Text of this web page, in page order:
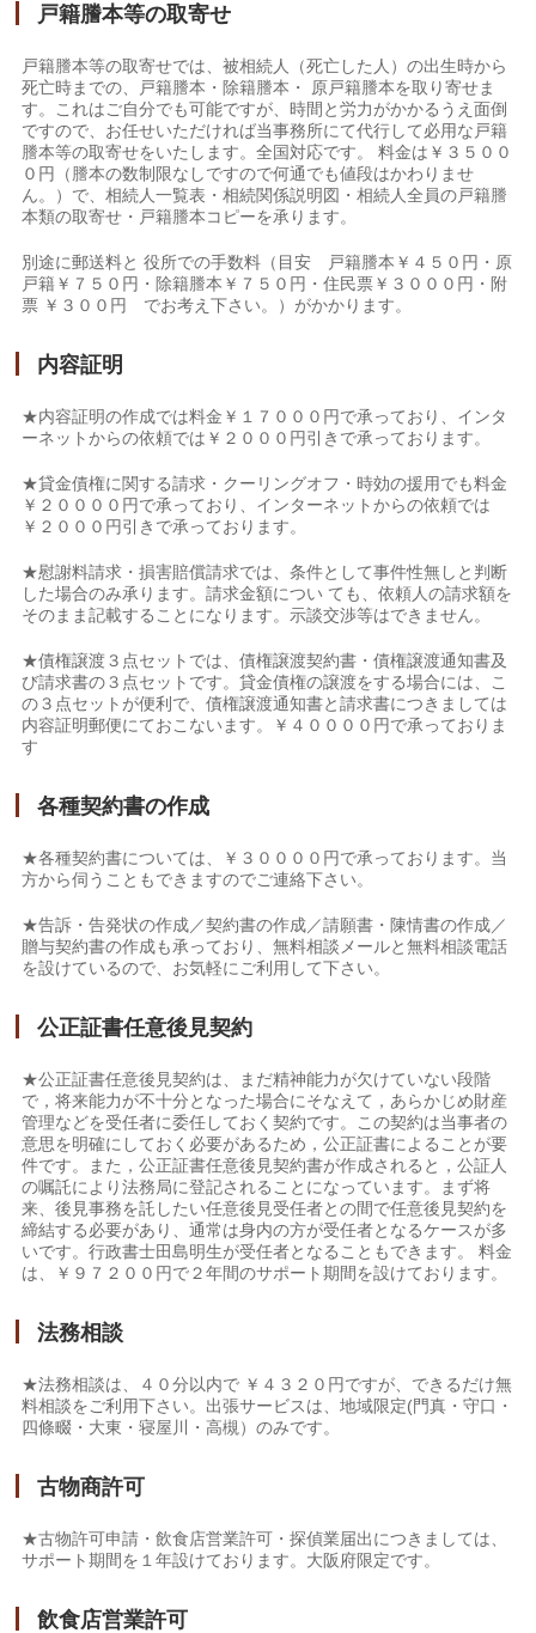
戸籍謄本等の取寄せ
戸籍謄本等の取寄せでは、被相続人（死亡した人）の出生時から
死亡時までの、戸籍謄本・除籍謄本・ 原戸籍謄本を取り寄せま
す。これはご自分でも可能ですが、時間と労力がかかるうえ面倒
ですので、お任せいただければ当事務所にて代行して必用な戸籍
謄本等の取寄せをいたします。全国対応です。 料金は￥３５００
０円（謄本の数制限なしですので何通でも値段はかわりませ
ん。）で、相続人一覧表・相続関係説明図・相続人全員の戸籍謄
本類の取寄せ・戸籍謄本コピーを承ります。
別途に郵送料と 役所での手数料（目安 戸籍謄本￥４５０円・原
戸籍￥７５０円・除籍謄本￥７５０円・住民票￥３０００円・附
票 ￥３００円 でお考え下さい。）がかかります。
内容証明
★内容証明の作成では料金￥１７０００円で承っており、インタ
ーネットからの依頼では￥２０００円引きで承っております。
★貸金債権に関する請求・クーリングオフ・時効の援用でも料金
￥２００００円で承っており、インターネットからの依頼では
￥２０００円引きで承っております。
★慰謝料請求・損害賠償請求では、条件として事件性無しと判断
した場合のみ承ります。請求金額につい ても、依頼人の請求額を
そのまま記載することになります。示談交渉等はできません。
★債権譲渡３点セットでは、債権譲渡契約書・債権譲渡通知書及
び請求書の３点セットです。貸金債権の譲渡をする場合には、こ
の３点セットが便利で、債権譲渡通知書と請求書につきましては
内容証明郵便にておこないます。￥４００００円で承っておりま
す
各種契約書の作成
★各種契約書については、￥３００００円で承っております。当
方から伺うこともできますのでご連絡下さい。
★告訴・告発状の作成／契約書の作成／請願書・陳情書の作成／
贈与契約書の作成も承っており、無料相談メールと無料相談電話
を設けているので、お気軽にご利用して下さい。
公正証書任意後見契約
★公正証書任意後見契約は、まだ精神能力が欠けていない段階
で，将来能力が不十分となった場合にそなえて，あらかじめ財産
管理などを受任者に委任しておく契約です。この契約は当事者の
意思を明確にしておく必要があるため，公正証書によることが要
件です。また，公正証書任意後見契約書が作成されると，公証人
の嘱託により法務局に登記されることになっています。まず将
来、後見事務を託したい任意後見受任者との間で任意後見契約を
締結する必要があり、通常は身内の方が受任者となるケースが多
いです。行政書士田島明生が受任者となることもできます。 料金
は、￥９７２００円で２年間のサポート期間を設けております。
法務相談
★法務相談は、４０分以内で ￥４３２０円ですが、できるだけ無
料相談をご利用下さい。出張サービスは、地域限定(門真・守口・
四條畷・大東・寝屋川・高槻）のみです。
古物商許可
★古物許可申請・飲食店営業許可・探偵業届出につきましては、
サポート期間を１年設けております。大阪府限定です。
飲食店営業許可